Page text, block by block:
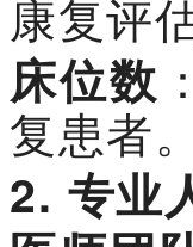
康复评
床位数
复患者。
2. 专业